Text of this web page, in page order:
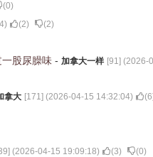
(0)
) (2) (2)
股尿臊味 - 加拿大一样 [91] (2026-
拿大 [171] (2026-04-15 14:32:04) (6
] (2026-04-15 19:09:18) (3) (0)